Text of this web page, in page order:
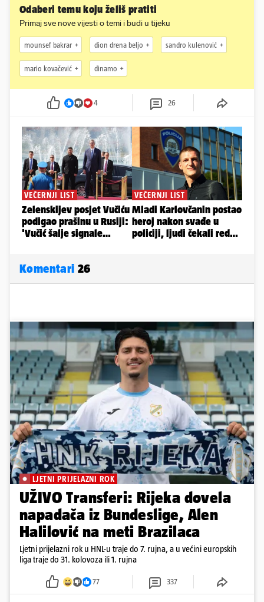
Odaberi temu koju želiš pratiti
Primaj sve nove vijesti o temi i budi u tijeku
mounsef bakrar dion drena beljo sandro kulenović
mario kovačević dinamo
4 26
Komentari 26
LJETNI PRIJELAZNI ROK
UŽIVO Transferi: Rijeka dovela
napadača iz Bundeslige, Alen
Halilović na meti Brazilaca
Ljetni prijelazni rok u HNL-u traje do 7. rujna, a u većini europskih
liga traje do 31. kolovoza ili 1. rujna
77 337